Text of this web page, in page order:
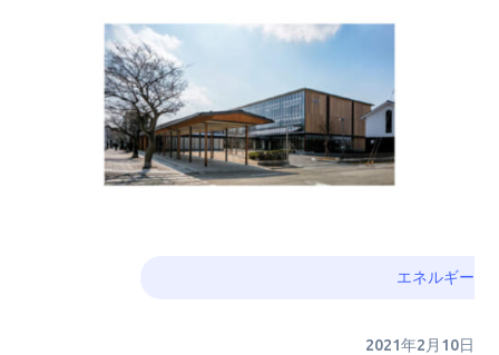
エネルギー
2021年2月10日